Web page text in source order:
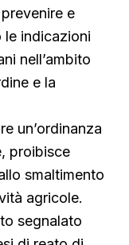
e
le indicazioni
nell’ambito
e la
un’ordinanza
proibisce
smaltimento
agricole.
segnalato